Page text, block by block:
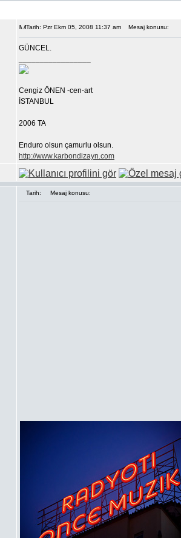
Tarih: Pzr Ekm 05, 2008 11:37 am Mesaj konusu:
GÜNCEL.
Cengiz ÖNEN -cen-art
İSTANBUL
2006 TA
Enduro olsun çamurlu olsun.
http://www.karbondizayn.com
Tarih: Mesaj konusu: